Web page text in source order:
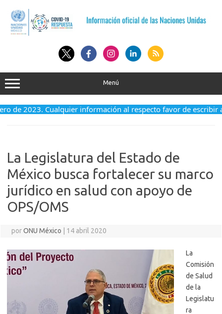
contenido
Menú
de 2023. Cualquier información al respecto favor de escribir
La Legislatura del Estado de
México busca fortalecer su marco
jurídico en salud con apoyo de
OPS/OMS
porONU México 14 abril 2020
La
Comisión
de Salud
de la
Legislatu
ra